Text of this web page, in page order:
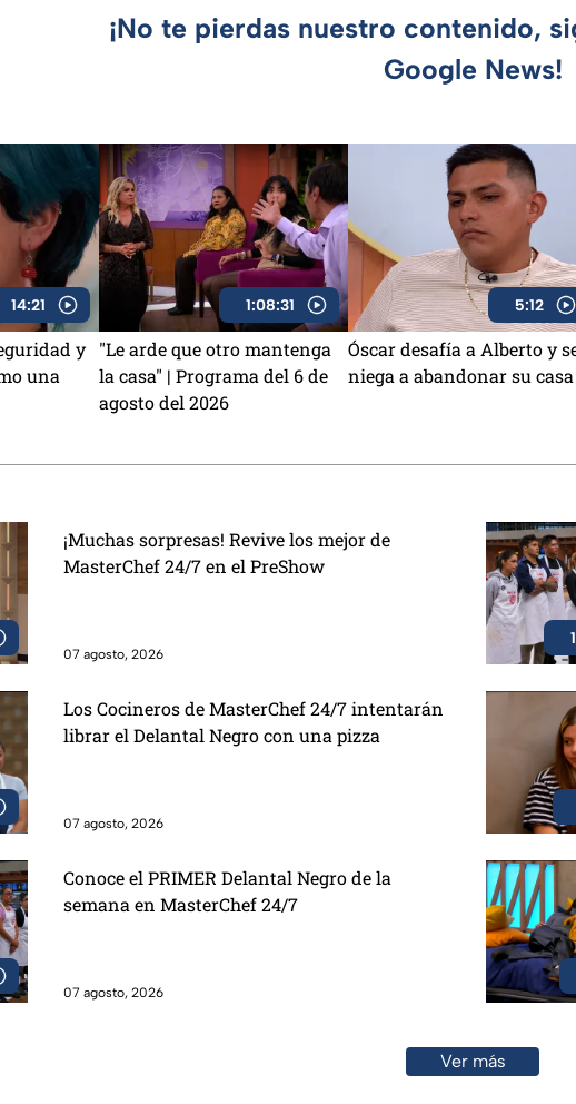
¡No te pierdas nuestro contenido,
Google News!
14:21
y
una
1:08:31
"Le arde que otro mantenga
la casa" | Programa del 6 de
agosto del 2026
5:12
Óscar desafía a Alberto y
niega a abandonar su casa
¡Muchas sorpresas! Revive los mejor de
MasterChef 24/7 en el PreShow
07 agosto, 2026
Los Cocineros de MasterChef 24/7 intentarán
librar el Delantal Negro con una pizza
07 agosto, 2026
Conoce el PRIMER Delantal Negro de la
semana en MasterChef 24/7
07 agosto, 2026
Ver más